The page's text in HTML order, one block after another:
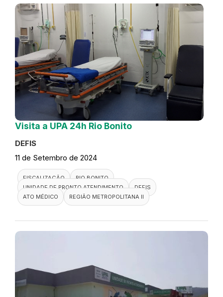
Visita a UPA 24h Rio Bonito
DEFIS
11 de Setembro de 2024
FISCALIZAÇÃO
RIO BONITO
UNIDADE DE PRONTO ATENDIMENTO
DEFIS
ATO MÉDICO
REGIÃO METROPOLITANA II